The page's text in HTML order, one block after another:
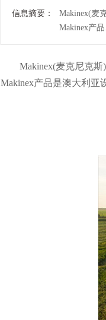
信息摘要：
Makinex(麦
Makinex产
Makinex(麦克尼克斯
Makinex产品是澳大利亚设